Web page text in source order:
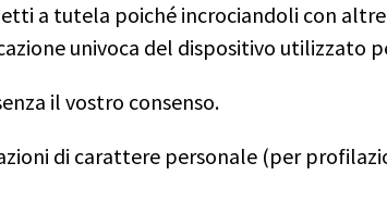
a tutela poiché incrociandoli con
univoca del dispositivo utilizzato
il vostro consenso.
di carattere personale (per